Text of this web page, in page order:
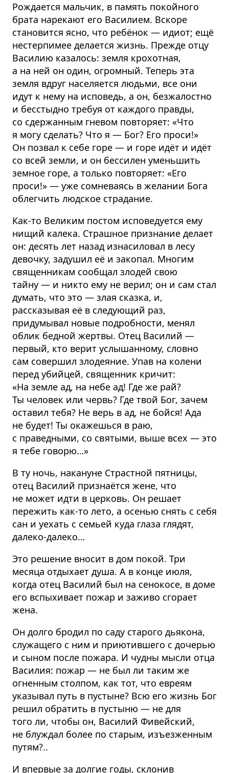
Рождается мальчик, в память покойного
брата нарекают его Василием. Вскоре
становится ясно, что ребёнок — идиот; ещё
нестерпимее делается жизнь. Прежде отцу
Василию казалось: земля крохотная,
а на ней он один, огромный. Теперь эта
земля вдруг населяется людьми, все они
идут к нему на исповедь, а он, безжалостно
и бесстыдно требуя от каждого правды,
со сдержанным гневом повторяет: «Что
я могу сделать? Что я — Бог? Его проси!»
Он позвал к себе горе — и горе идёт и идёт
со всей земли, и он бессилен уменьшить
земное горе, а только повторяет: «Его
проси!» — уже сомневаясь в желании Бога
облегчить людское страдание.
Как-то Великим постом исповедуется ему
нищий калека. Страшное признание делает
он: десять лет назад изнасиловал в лесу
девочку, задушил её и закопал. Многим
священникам сообщал злодей свою
тайну — и никто ему не верил; он и сам стал
думать, что это — злая сказка, и,
рассказывая её в следующий раз,
придумывал новые подробности, менял
облик бедной жертвы. Отец Василий —
первый, кто верит услышанному, словно
сам совершил злодеяние. Упав на колени
перед убийцей, священник кричит:
«На земле ад, на небе ад! Где же рай?
Ты человек или червь? Где твой Бог, зачем
оставил тебя? Не верь в ад, не бойся! Ада
не будет! Ты окажешься в раю,
с праведными, со святыми, выше всех — это
я тебе говорю…»
В ту ночь, накануне Страстной пятницы,
отец Василий признаётся жене, что
не может идти в церковь. Он решает
пережить как-то лето, а осенью снять с себя
сан и уехать с семьей куда глаза глядят,
далеко-далеко…
Это решение вносит в дом покой. Три
месяца отдыхает душа. А в конце июля,
когда отец Василий был на сенокосе, в доме
его вспыхивает пожар и заживо сгорает
жена.
Он долго бродил по саду старого дьякона,
служащего с ним и приютившего с дочерью
и сыном после пожара. И чудны мысли отца
Василия: пожар — не был ли таким же
огненным столпом, как тот, что евреям
указывал путь в пустыне? Всю его жизнь Бог
решил обратить в пустыню — не для
того ли, чтобы он, Василий Фивейский,
не блуждал более по старым, изъезженным
путям?..
И впервые за долгие годы, склонив